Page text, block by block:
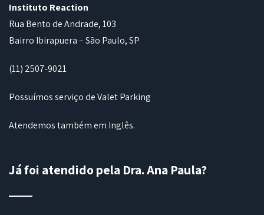
Instituto Reaction
Rua Bento de Andrade, 103
Bairro Ibirapuera – São Paulo, SP
(11) 2507-9021
Possuímos serviço de Valet Parking
Atendemos também em Inglês.
Já foi atendido pela Dra. Ana Paula?